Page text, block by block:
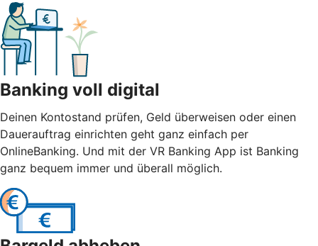
Banking voll digital
Deinen Kontostand prüfen, Geld überweisen oder einen
Dauerauftrag einrichten geht ganz einfach per
OnlineBanking. Und mit der VR Banking App ist Banking
ganz bequem immer und überall möglich.